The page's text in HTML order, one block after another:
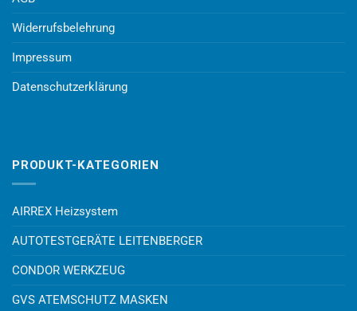
Widerrufsbelehrung
Impressum
Datenschutzerklärung
PRODUKT-KATEGORIEN
AIRREX Heizsystem
AUTOTESTGERÄTE LEITENBERGER
CONDOR WERKZEUG
GVS ATEMSCHUTZ MASKEN